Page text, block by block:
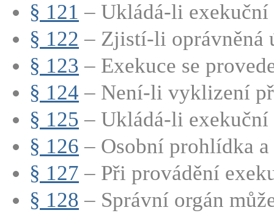
§ 121 – Ukládá-li
§ 122 – Zjistí-li oprávněná
§ 123 – Exekuce se
§ 124 – Není-li vyklizení
§ 125 – Ukládá-li
§ 126 – Osobní prohlídka
§ 127 – Při provádění
§ 128 – Správní orgán